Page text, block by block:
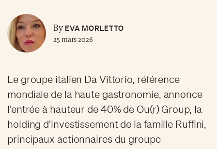
ByEVA MORLETTO
25 mars 2026
Le groupe italien Da Vittorio, référence
mondiale de la haute gastronomie, annonce
l’entrée à hauteur de 40% de Ou(r) Group, la
holding d’investissement de la famille Ruffini,
principaux actionnaires du groupe